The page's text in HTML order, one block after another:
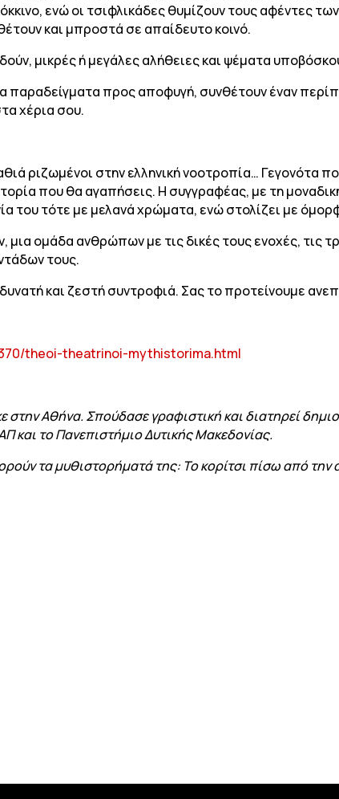
ενώ οι τσιφλικάδες θυμίζουν τους αφέντες
και μπροστά σε απαίδευτο κοινό.
μικρές ή μεγάλες αλήθειες και ψέματα
παραδείγματα προς αποφυγή, συνθέτουν έναν
χέρια σου.
ριζωμένοι στην ελληνική νοοτροπία… Γεγονότα
που θα αγαπήσεις. Η συγγραφέας, με τη
του τότε με μελανά χρώματα, ενώ στολίζει με
ομάδα ανθρώπων με τις δικές τους ενοχές, τις
τους.
και ζεστή συντροφιά. Σας το προτείνουμε
theoi-theatrinoi-mythistorima.html
Αθήνα. Σπούδασε γραφιστική και διατηρεί
και το Πανεπιστήμιο Δυτικής Μακεδονίας.
τα μυθιστορήματά της: Το κορίτσι πίσω από την